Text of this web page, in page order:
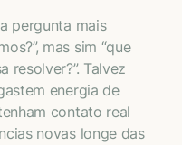
pergunta mais
mas sim “que
resolver?”. Talvez
energia de
contato real
novas longe das